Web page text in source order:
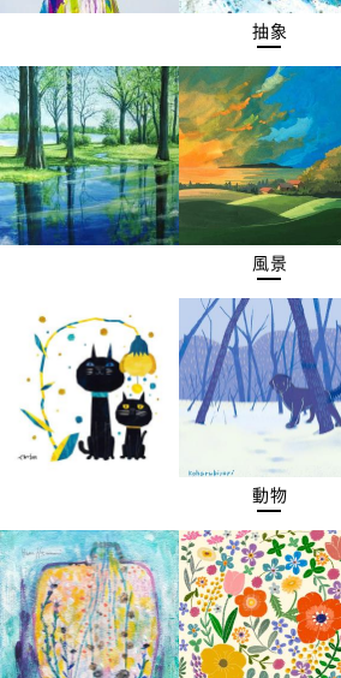
抽象
風景
動物